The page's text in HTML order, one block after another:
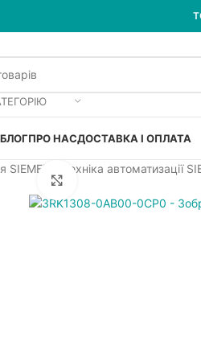
БЛОГПРО НАСДОСТАВКА І ОПЛАТА
Техніка автоматизації